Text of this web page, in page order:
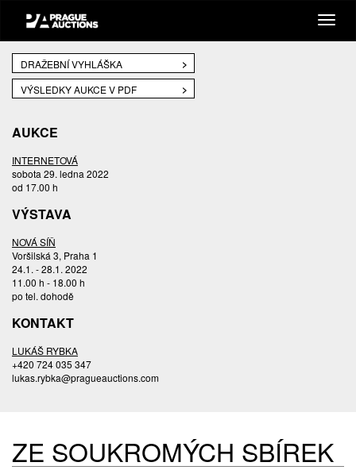
DRAŽEBNÍ VYHLÁŠKA
VÝSLEDKY AUKCE V PDF
AUKCE
INTERNETOVÁ
sobota 29. ledna 2022
od 17.00 h
VÝSTAVA
NOVÁ SÍŇ
Voršilská 3, Praha 1
24.1. - 28.1. 2022
11.00 h - 18.00 h
po tel. dohodě
KONTAKT
LUKÁŠ RYBKA
+420 724 035 347
lukas.rybka@pragueauctions.com
ZE SOUKROMÝCH SBÍREK